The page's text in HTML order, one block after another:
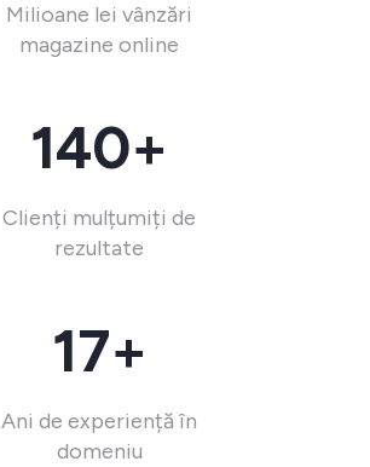
Milioane lei vânzări
magazine online
140+
Clienți mulțumiți de
rezultate
17+
Ani de experiență în
domeniu